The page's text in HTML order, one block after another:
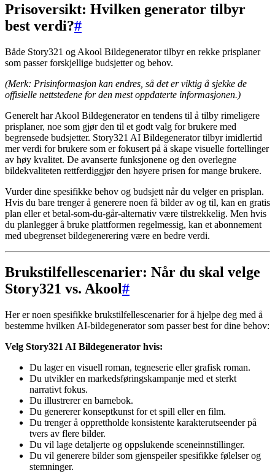
Prisoversikt: Hvilken generator tilbyr
best verdi?#
Både Story321 og Akool Bildegenerator tilbyr en rekke prisplaner
som passer forskjellige budsjetter og behov.
(Merk: Prisinformasjon kan endres, så det er viktig å sjekke de
offisielle nettstedene for den mest oppdaterte informasjonen.)
Generelt har Akool Bildegenerator en tendens til å tilby rimeligere
prisplaner, noe som gjør den til et godt valg for brukere med
begrensede budsjetter. Story321 AI Bildegenerator tilbyr imidlertid
mer verdi for brukere som er fokusert på å skape visuelle fortellinger
av høy kvalitet. De avanserte funksjonene og den overlegne
bildekvaliteten rettferdiggjør den høyere prisen for mange brukere.
Vurder dine spesifikke behov og budsjett når du velger en prisplan.
Hvis du bare trenger å generere noen få bilder av og til, kan en gratis
plan eller et betal-som-du-går-alternativ være tilstrekkelig. Men hvis
du planlegger å bruke plattformen regelmessig, kan et abonnement
med ubegrenset bildegenerering være en bedre verdi.
Brukstilfellescenarier: Når du skal velge
Story321 vs. Akool#
Her er noen spesifikke brukstilfellescenarier for å hjelpe deg med å
bestemme hvilken AI-bildegenerator som passer best for dine behov:
Velg Story321 AI Bildegenerator hvis:
Du lager en visuell roman, tegneserie eller grafisk roman.
Du utvikler en markedsføringskampanje med et sterkt
narrativt fokus.
Du illustrerer en barnebok.
Du genererer konseptkunst for et spill eller en film.
Du trenger å opprettholde konsistente karakterutseender på
tvers av flere bilder.
Du vil lage detaljerte og oppslukende sceneinnstillinger.
Du vil generere bilder som gjenspeiler spesifikke følelser og
stemninger.